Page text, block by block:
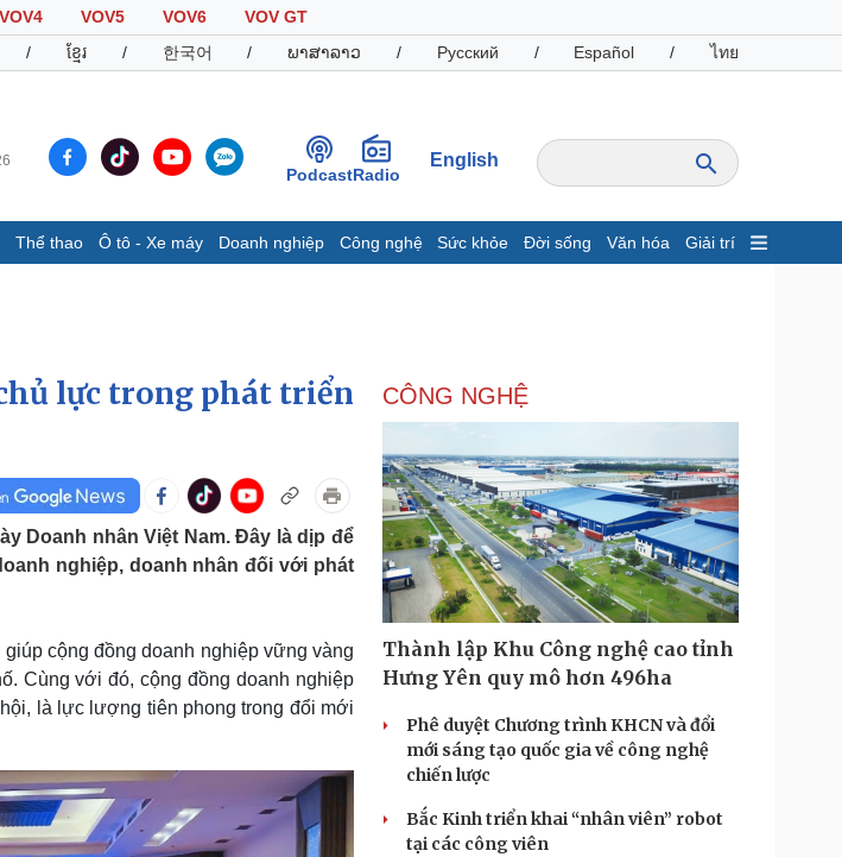
VOV4 VOV5 VOV6
VOV GT
/ ខ្មែរ / 한국어 / ພາສາລາວ / Русский / Español / ไทย
PodcastRadio
English
Thể thao Ô tô - Xe máy Doanh nghiệp Công nghệ Sức khỏe Đời sống Văn hóa Giải trí
Infographic
Giá cà phê
Ô tô - Xe máy
Xe máy
Tư vấn
Doanh nghiệp
Thông tin doanh nghiệp
Doanh nghiệp 24h
Doanh nhân
Vì cộng đồng
Công nghệ
Sành điệu
Tin Công nghệ
Trải nghiệm
Chuyển đổi số
Giải trí
Nghệ sĩ
Thời trang
Du lịch
Tư vấn
Săn Tour
Podcast
Đọc truyện đêm khuya
Cửa sổ tình yêu
lực trong phát triển
Doanh nhân Việt Nam. Đây là dịp để
nghiệp, doanh nhân đối với phát
cộng đồng doanh nghiệp vững vàng
Cùng với đó, cộng đồng doanh nghiệp
là lực lượng tiên phong trong đổi mới
CÔNG NGHỆ
Thành lập Khu Công nghệ cao tỉnh
Hưng Yên quy mô hơn 496ha
Phê duyệt Chương trình KHCN và đổi
mới sáng tạo quốc gia về công nghệ
chiến lược
Bắc Kinh triển khai “nhân viên” robot
tại các công viên